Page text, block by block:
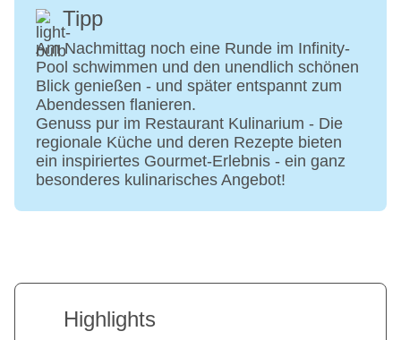
Verfügbarkeit), unbewacht: gegen Gebühr
Gebäudeanzahl: 2, Etagen: 4, Zimmer: 639,
Nebengebäude: 2
Landeskategorie: 4 Sterne
Tipp
Am Nachmittag noch eine Runde im Infinity-
Pool schwimmen und den unendlich schönen
Blick genießen - und später entspannt zum
Abendessen flanieren.
Genuss pur im Restaurant Kulinarium - Die
regionale Küche und deren Rezepte bieten
ein inspiriertes Gourmet-Erlebnis - ein ganz
besonderes kulinarisches Angebot!
Highlights